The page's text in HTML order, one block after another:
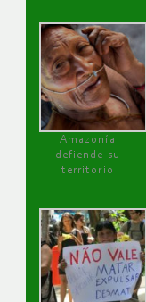
Amazonía
defiende su
territorio